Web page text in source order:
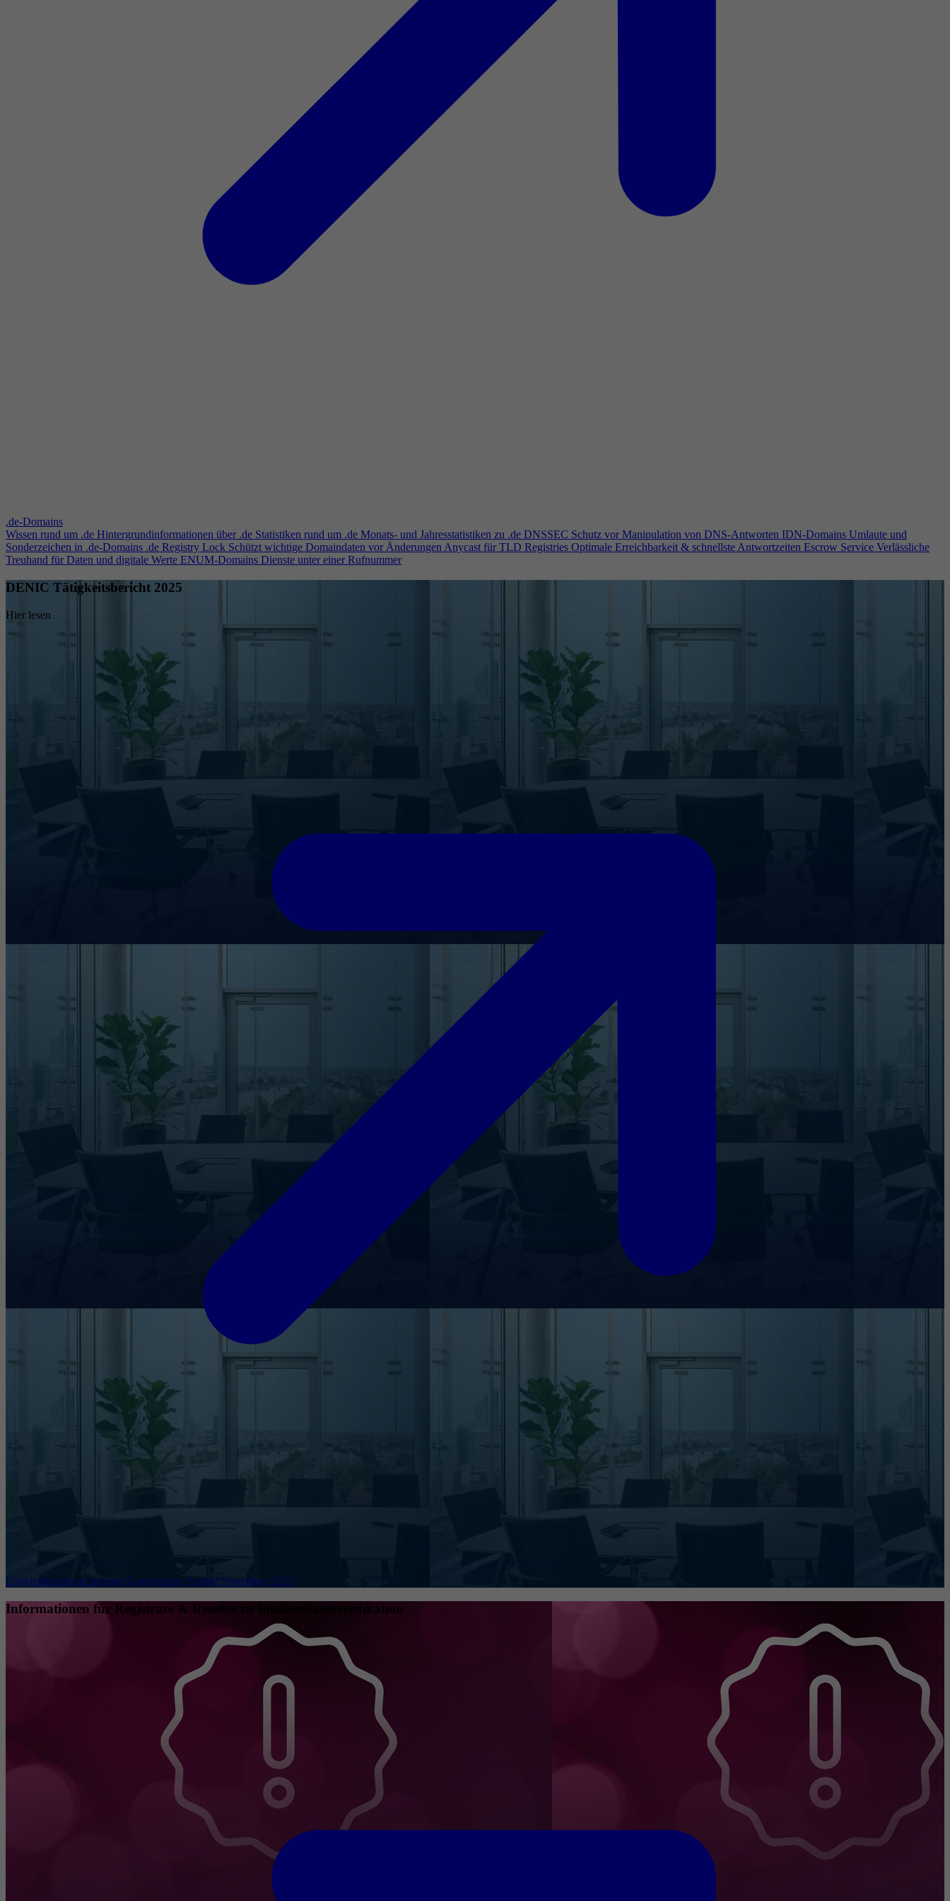
.de-Domains
Wissen rund um .de Hintergrundinformationen über .de Statistiken rund um .de Monats- und Jahresstatistiken zu .de DNSSEC Schutz vor Manipulation von DNS-Antworten IDN-Domains Umlaute und
Sonderzeichen in .de-Domains .de Registry Lock Schützt wichtige Domaindaten vor ÄnderungenAnycast für TLD Registries Optimale Erreichbarkeit & schnellste Antwortzeiten Escrow Service Verlässliche
Treuhand für Daten und digitale Werte ENUM-Domains Dienste unter einer Rufnummer
DENIC Tätigkeitsbericht 2025
Hier lesen
Entwicklungen im Internet Governance Umfeld November 2025
Informationen für Registrare & Reseller zu Inhaberdatenverifikation